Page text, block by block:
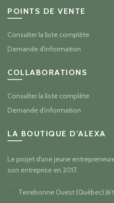
POINTS DE VENTE
Consulter la liste complète
Demande d'information
COLLABORATIONS
Consulter la liste complète
Demande d'information
LA BOUTIQUE D'ALEXA
Le projet d'une jeune
son entreprise en 2017.
Terrebonne Ouest (Québec)